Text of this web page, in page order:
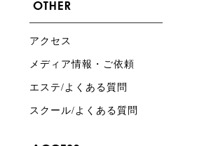
アクセス
メディア情報・ご依頼
エステ/よくある質問
スクール/よくある質問